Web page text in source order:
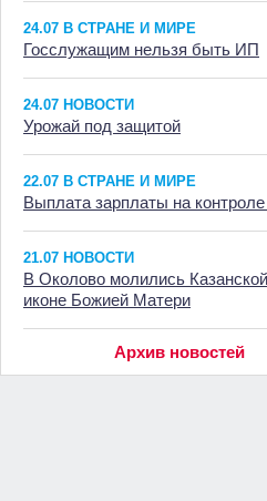
24.07 В СТРАНЕ И МИРЕ
Госслужащим нельзя быть ИП
24.07 НОВОСТИ
Урожай под защитой
22.07 В СТРАНЕ И МИРЕ
Выплата зарплаты на
21.07 НОВОСТИ
В Околово молились Казанской
иконе Божией Матери
Архив новостей